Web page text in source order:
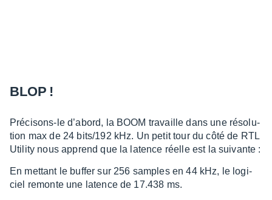
BLOP !
Préci­­­sons-le d’abord, la BOOM travaille dans une réso­­­lu­­­
tion max de 24 bits/192 kHz. Un petit tour du côté de RTL
Utility nous apprend que la latence réelle est la suivante :
En mettant le buffer sur 256 samples en 44 kHz, le logi­­­
ciel remonte une latence de 17.438 ms.